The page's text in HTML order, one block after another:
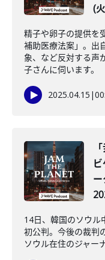
(
精子や卵子の提供を
補助医療法案」。出
象、など反対する声
子さんに伺います。
2025.04.15 |
ー
14日、韓国のソウル
初公判。今後の裁判
ソウル在住のジャー